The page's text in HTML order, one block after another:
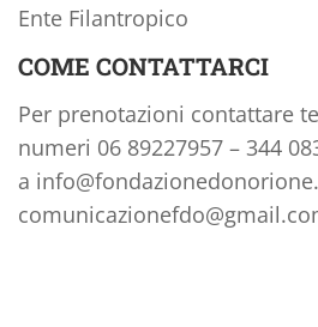
Ente Filantropico
COME CONTATTARCI
Per prenotazioni contattare
numeri 06 89227957 – 344
a